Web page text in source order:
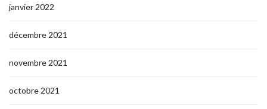
janvier 2022
décembre 2021
novembre 2021
octobre 2021